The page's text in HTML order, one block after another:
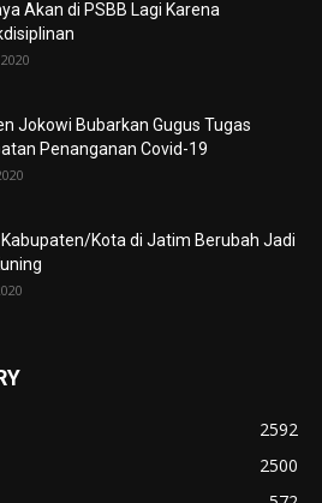
Akan di PSBB Lagi Karena
Jokowi Bubarkan Gugus Tugas
Penanganan Covid-19
Kota di Jatim Berubah Jadi
2592
2500